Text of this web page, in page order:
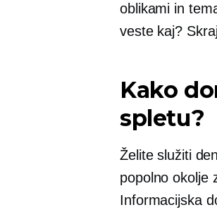
oblikami in
veste kaj?
Kako
spletu?
Želite služiti
popolno okolje
Informacijska